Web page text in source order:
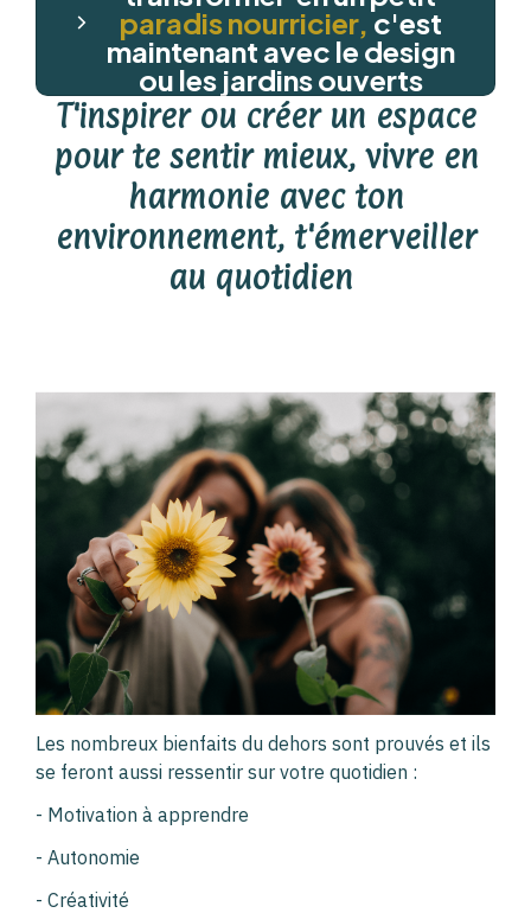
paradis nourricier,c'est
maintenant avec le design
ou les jardins ouverts
T'inspirer ou créer un espace
pour te sentir mieux, vivre en
harmonie avec ton
environnement, t'émerveiller
au quotidien
Les nombreux bienfaits du dehors sont prouvés et ils
se feront aussi ressentir sur votre quotidien :
- Motivation à apprendre
- Autonomie
- Créativité